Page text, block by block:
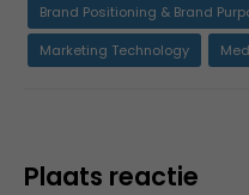
Brand Positioning & Brand
Marketing Technology
Plaats reactie